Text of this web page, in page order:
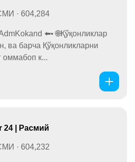
· 604,284
⬅️• 🌐Қўқонликлар
ва барча Қўқонликларни
оммабоп к...
24 | Расмий
· 604,232